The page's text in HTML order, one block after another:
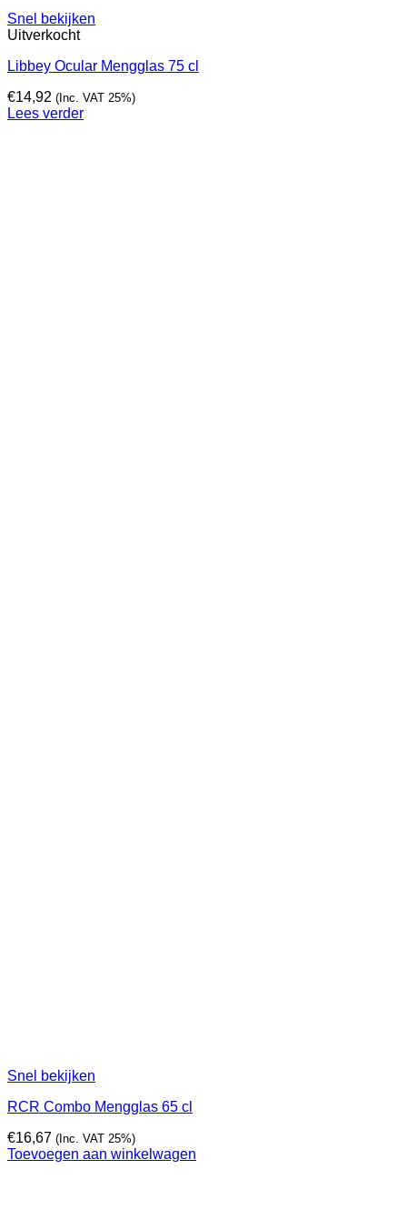
Snel bekijken
Uitverkocht
Libbey Ocular Mengglas 75 cl
€14,92 (Inc. VAT 25%)
Lees verder
Snel bekijken
RCR Combo Mengglas 65 cl
€16,67 (Inc. VAT 25%)
Toevoegen aan winkelwagen